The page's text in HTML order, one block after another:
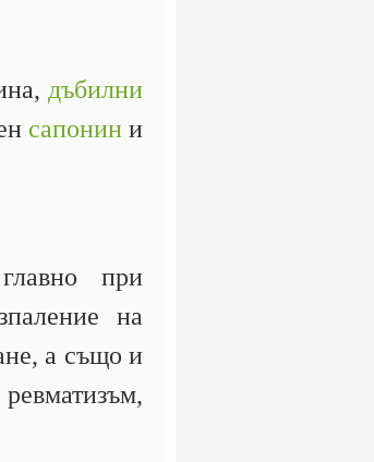
дъбилни
сапонини
при
на
а също и